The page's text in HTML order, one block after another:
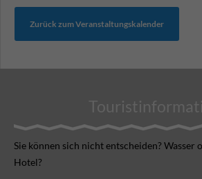
Zurück zum Veranstaltungskalender
Sie können sich nicht ent­scheiden? Wasser
Hotel?